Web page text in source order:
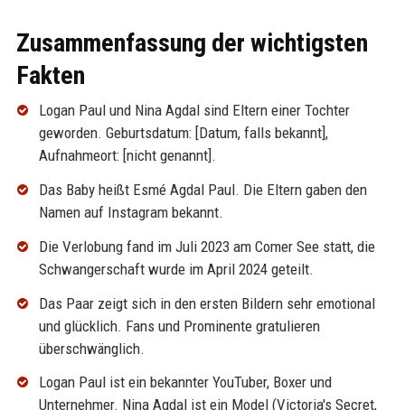
Zusammenfassung der wichtigsten
Fakten
Logan Paul und Nina Agdal sind Eltern einer Tochter
geworden. Geburtsdatum: [Datum, falls bekannt],
Aufnahmeort: [nicht genannt].
Das Baby heißt Esmé Agdal Paul. Die Eltern gaben den
Namen auf Instagram bekannt.
Die Verlobung fand im Juli 2023 am Comer See statt, die
Schwangerschaft wurde im April 2024 geteilt.
Das Paar zeigt sich in den ersten Bildern sehr emotional
und glücklich. Fans und Prominente gratulieren
überschwänglich.
Logan Paul ist ein bekannter YouTuber, Boxer und
Unternehmer. Nina Agdal ist ein Model (Victoria's Secret,